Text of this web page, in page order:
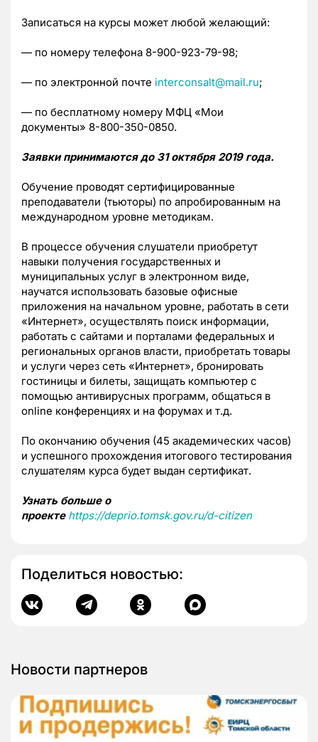
Записаться на курсы может любой желающий:
— по номеру телефона 8-900-923-79-98;
— по электронной почте interconsalt@mail.ru;
— по бесплатному номеру МФЦ «Мои
документы» 8-800-350-0850.
Заявки принимаются до 31 октября 2019 года.
Обучение проводят сертифицированные
преподаватели (тьюторы) по апробированным на
международном уровне методикам.
В процессе обучения слушатели приобретут
навыки получения государственных и
муниципальных услуг в электронном виде,
научатся использовать базовые офисные
приложения на начальном уровне, работать в сети
«Интернет», осуществлять поиск информации,
работать с сайтами и порталами федеральных и
региональных органов власти, приобретать товары
и услуги через сеть «Интернет», бронировать
гостиницы и билеты, защищать компьютер с
помощью антивирусных программ, общаться в
online конференциях и на форумах и т.д.
По окончанию обучения (45 академических часов)
и успешного прохождения итогового тестирования
слушателям курса будет выдан сертификат.
Узнать больше о
проекте https://deprio.tomsk.gov.ru/d-citizen
Поделиться новостью:
Новости партнеров